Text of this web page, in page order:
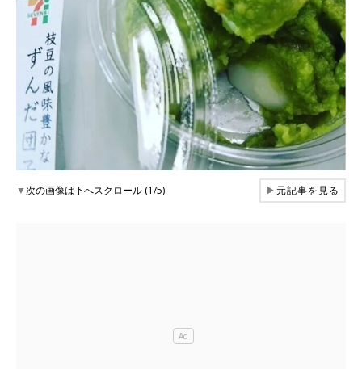
▼次の画像は下へスクロール (1/5) ▶元記事を見る